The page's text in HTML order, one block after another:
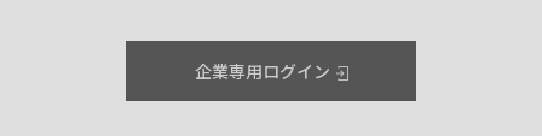
企業専用ログイン